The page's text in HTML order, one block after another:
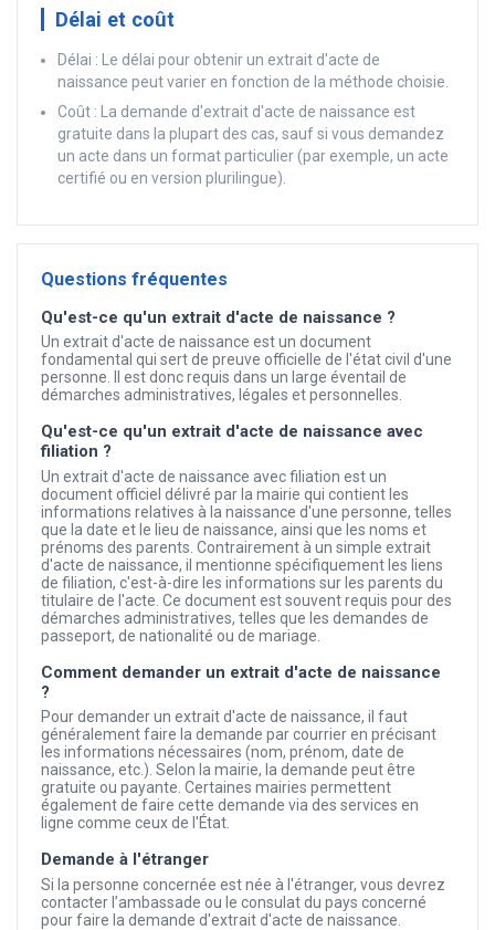
Délai et coût
Délai : Le délai pour obtenir un extrait d'acte de
naissance peut varier en fonction de la méthode choisie.
Coût : La demande d'extrait d'acte de naissance est
gratuite dans la plupart des cas, sauf si vous demandez
un acte dans un format particulier (par exemple, un acte
certifié ou en version plurilingue).
Questions fréquentes
Qu'est-ce qu'un extrait d'acte de naissance ?
Un extrait d'acte de naissance est un document
fondamental qui sert de preuve officielle de l'état civil d'une
personne. Il est donc requis dans un large éventail de
démarches administratives, légales et personnelles.
Qu'est-ce qu'un extrait d'acte de naissance avec
filiation ?
Un extrait d'acte de naissance avec filiation est un
document officiel délivré par la mairie qui contient les
informations relatives à la naissance d'une personne, telles
que la date et le lieu de naissance, ainsi que les noms et
prénoms des parents. Contrairement à un simple extrait
d'acte de naissance, il mentionne spécifiquement les liens
de filiation, c'est-à-dire les informations sur les parents du
titulaire de l'acte. Ce document est souvent requis pour des
démarches administratives, telles que les demandes de
passeport, de nationalité ou de mariage.
Comment demander un extrait d'acte de naissance
?
Pour demander un extrait d'acte de naissance, il faut
généralement faire la demande par courrier en précisant
les informations nécessaires (nom, prénom, date de
naissance, etc.). Selon la mairie, la demande peut être
gratuite ou payante. Certaines mairies permettent
également de faire cette demande via des services en
ligne comme ceux de l'État.
Demande à l'étranger
Si la personne concernée est née à l'étranger, vous devrez
contacter l’ambassade ou le consulat du pays concerné
pour faire la demande d'extrait d'acte de naissance.